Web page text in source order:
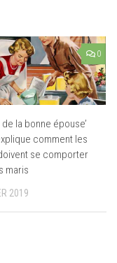
0
de la bonne épouse’
comment les
se comporter
maris
2019